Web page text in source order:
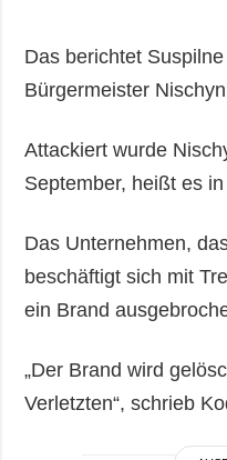
Das berichtet
Bürgermeister
Attackiert wurde
September, heißt es
Das Unternehmen,
beschäftigt sich mit
ein Brand
„Der Brand wird
Verletzten“, schrieb